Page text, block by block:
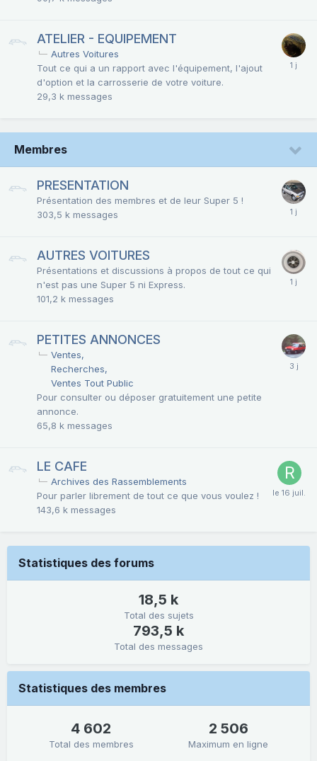
ATELIER - EQUIPEMENT
Autres Voitures
Tout ce qui a un rapport avec l'équipement, l'ajout
d'option et la carrosserie de votre voiture.
29,3 k messages
Membres
PRESENTATION
Présentation des membres et de leur Super 5 !
303,5 k messages
AUTRES VOITURES
Présentations et discussions à propos de tout ce qui
n'est pas une Super 5 ni Express.
101,2 k messages
PETITES ANNONCES
Ventes
Recherches
Ventes Tout Public
Pour consulter ou déposer gratuitement une petite
annonce.
65,8 k messages
LE CAFE
Archives des Rassemblements
Pour parler librement de tout ce que vous voulez !
143,6 k messages
Statistiques des forums
18,5 k
Total des sujets
793,5 k
Total des messages
Statistiques des membres
4 602
Total des membres
2 506
Maximum en ligne